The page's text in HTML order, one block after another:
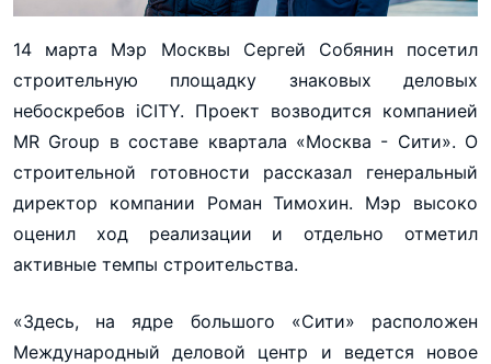
14 марта Мэр Москвы Сергей Собянин посетил
строительную площадку знаковых деловых
небоскребов iCITY. Проект возводится компанией
MR Group в составе квартала «Москва - Сити». О
строительной готовности рассказал генеральный
директор компании Роман Тимохин. Мэр высоко
оценил ход реализации и отдельно отметил
активные темпы строительства.
«Здесь, на ядре большого «Сити» расположен
Международный деловой центр и ведется новое